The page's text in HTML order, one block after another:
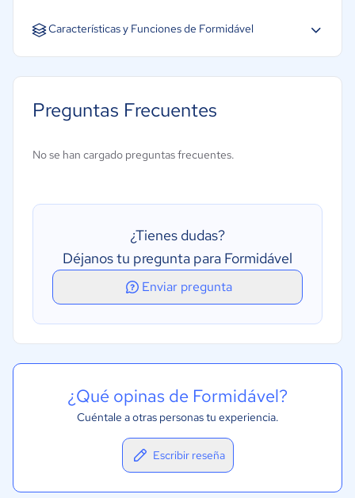
Español Inglés
Características y Funciones de Formidável
Automatización proceso/flujo de trabajo
Gestión de formularios
Preguntas Frecuentes
No se han cargado preguntas frecuentes.
¿Tienes dudas?
Déjanos tu pregunta para Formidável
Enviar pregunta
¿Qué opinas de Formidável?
Cuéntale a otras personas tu experiencia.
Escribir reseña